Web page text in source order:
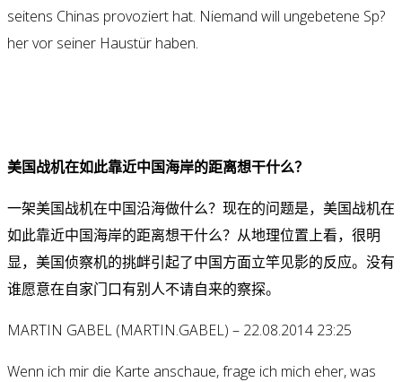
seitens Chinas provoziert hat. Niemand will ungebetene Sp?
her vor seiner Haustür haben.
美国战机在如此靠近中国海岸的距离想干什么？
一架美国战机在中国沿海做什么？现在的问题是，美国战机在
如此靠近中国海岸的距离想干什么？从地理位置上看，很明
显，美国侦察机的挑衅引起了中国方面立竿见影的反应。没有
谁愿意在自家门口有别人不请自来的察探。
MARTIN GABEL (MARTIN.GABEL) – 22.08.2014 23:25
Wenn ich mir die Karte anschaue, frage ich mich eher, was